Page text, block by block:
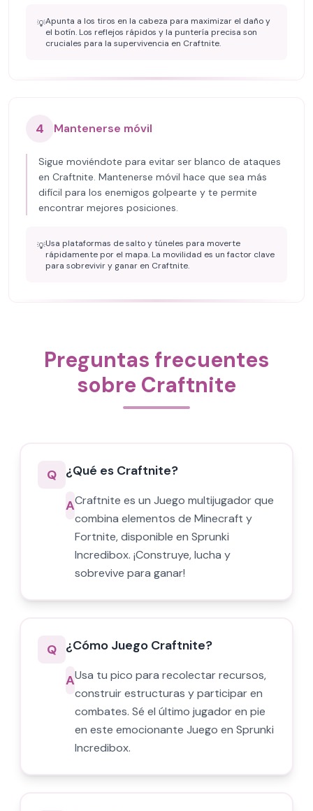
💡Apunta a los tiros en la cabeza para maximizar el daño y
el botín. Los reflejos rápidos y la puntería precisa son
cruciales para la supervivencia en Craftnite.
4 Mantenerse móvil
Sigue moviéndote para evitar ser blanco de ataques
en Craftnite. Mantenerse móvil hace que sea más
difícil para los enemigos golpearte y te permite
encontrar mejores posiciones.
💡Usa plataformas de salto y túneles para moverte
rápidamente por el mapa. La movilidad es un factor clave
para sobrevivir y ganar en Craftnite.
Preguntas frecuentes
sobre Craftnite
Q ¿Qué es Craftnite?
ACraftnite es un Juego multijugador que
combina elementos de Minecraft y
Fortnite, disponible en Sprunki
Incredibox. ¡Construye, lucha y
sobrevive para ganar!
Q ¿Cómo Juego Craftnite?
AUsa tu pico para recolectar recursos,
construir estructuras y participar en
combates. Sé el último jugador en pie
en este emocionante Juego en Sprunki
Incredibox.